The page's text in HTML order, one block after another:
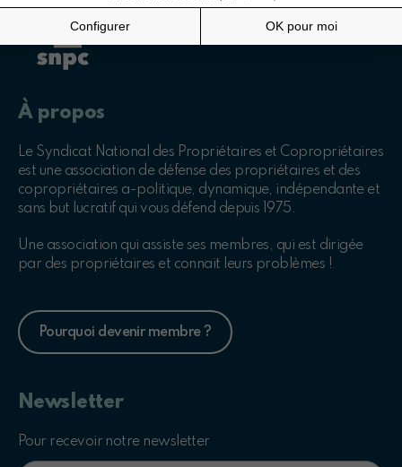
À propos
Le Syndicat National des Propriétaires et Copropriétaires
est une association de défense des propriétaires et des
copropriétaires a-politique, dynamique, indépendante et
sans but lucratif qui vous défend depuis 1975.
Une association qui assiste ses membres, qui est dirigée
par des propriétaires et connait leurs problèmes !
Pourquoi devenir membre ?
Newsletter
Pour recevoir notre newsletter